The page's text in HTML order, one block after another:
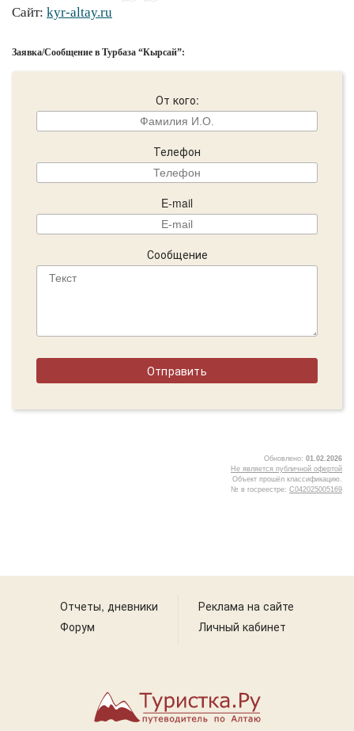
Сайт: kyr-altay.ru
Заявка/Сообщение в Турбаза “Кырсай”:
От кого:
Телефон
E-mail
Сообщение
Обновлено: 01.02.2026
Не является публичной офертой
Объект прошёл классификацию.
№ в госреестре: С042025005169
Отчеты, дневники
Форум
Реклама на сайте
Личный кабинет